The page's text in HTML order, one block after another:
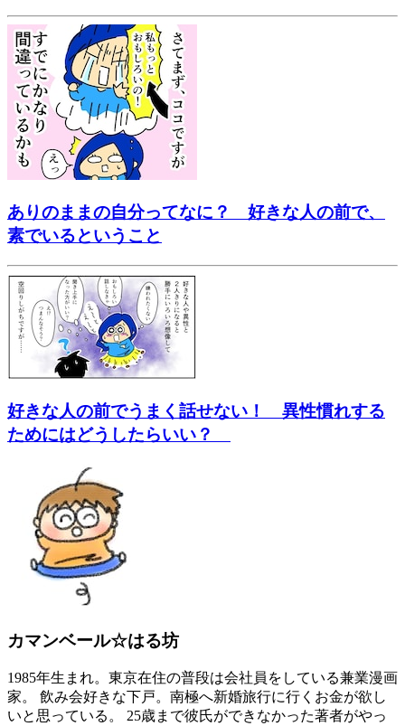
ありのままの自分ってなに？ 好きな人の前で、
素でいるということ
好きな人の前でうまく話せない！ 異性慣れする
ためにはどうしたらいい？
カマンベール☆はる坊
1985年生まれ。東京在住の普段は会社員をしている兼業漫画
家。 飲み会好きな下戸。南極へ新婚旅行に行くお金が欲し
いと思っている。 25歳まで彼氏ができなかった著者がやっ